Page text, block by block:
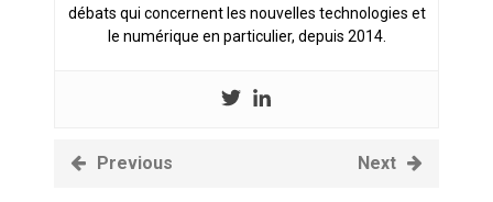
débats qui concernent les nouvelles technologies et
le numérique en particulier, depuis 2014.
Previous Next